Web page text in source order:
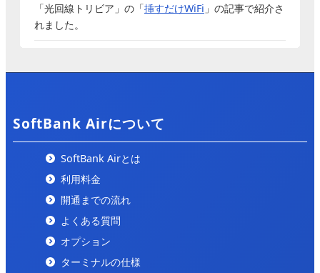
「光回線トリビア」の「挿すだけWiFi 」の記事で紹介さ
れました。
「ALL CONNECT MAGAZINE」の「ソフトバンクエア
2025/2/5
記事で紹介されました。
2025/1/26
「ぴかまろ」の「ソフトバンクエアー キャッシュバッ
」にて紹介されました。
2025/1/20
「トクハヤネット」の「
SoftBank Airについて
SoftBank Airとは
利用料金
開通までの流れ
よくある質問
オプション
ターミナルの仕様